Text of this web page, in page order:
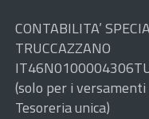
CONTABILITA’
TRUCCAZZANO
(solo per i
Tesoreria unica)